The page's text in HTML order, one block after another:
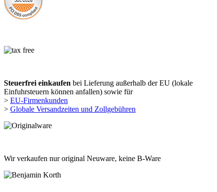
Steuerfrei einkaufen bei Lieferung außerhalb der EU (lokale
Einfuhrsteuern können anfallen) sowie für
> EU-Firmenkunden
> Globale Versandzeiten und Zollgebühren
Wir verkaufen nur original Neuware, keine B-Ware